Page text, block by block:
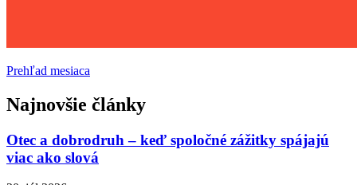
Prehľad mesiaca
Najnovšie články
Otec a dobrodruh – keď spoločné zážitky spájajú
viac ako slová